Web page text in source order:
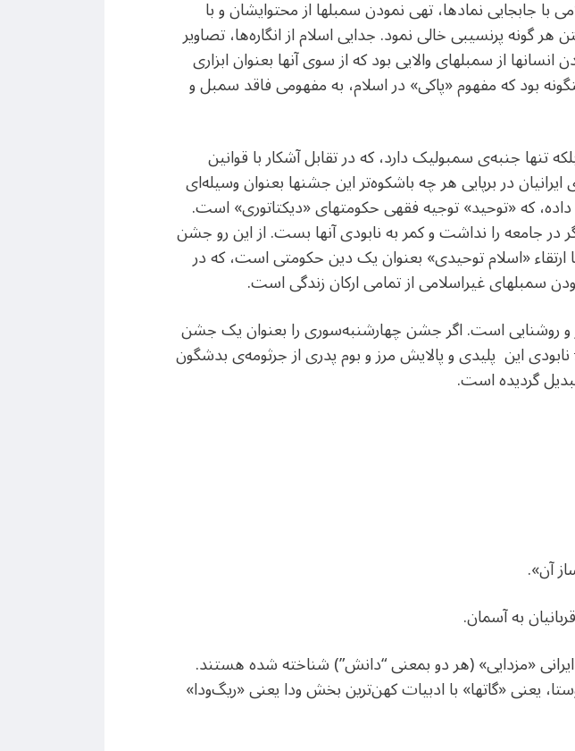
می‌دهد! اخلاق اسلامی با جابجایی نمادها، تهی نمودن سمبلها از محتوایشان و با
گونه پرنسیبی خالی نمود. جدایی اسلام از انگاره‌ها، تصاویر
از سمبلهای والایی بود که از سوی آنها بعنوان ابزاری
بود که مفهوم «پاکی» در اسلام، به مفهومی فاقد سمبل و
تنها جنبه‌ی سمبولیک دارد، که در تقابل آشکار با قوانین
در برپایی هر چه باشکوه‌تر این جشنها بعنوان وسیله‌ای
که «توحید» توجیه فقهی حکومتهای «دیکتاتوری» است.
تحمل دیدن سمبلهای دیگر در جامعه را نداشت و کمر به نابودی آنها بست. از این رو جشن
«اسلام توحیدی» بعنوان یک دین حکومتی است، که در
سمبلهای غیراسلامی از تمامی ارکان زندگی است.
است. اگر جشن چهارشنبه‌سوری را بعنوان یک جشن
نابودی این پلیدی و پالایش مرز و بوم پدری از جرثومه‌ی بدشگون
گردیده است.
ایرانی «مزدایی» (هر دو بمعنی “دانش”) شناخته شده هستند.
یعنی «گاتها» با ادبیات کهن‌ترین بخش ودا یعنی «ریگ‌ودا»